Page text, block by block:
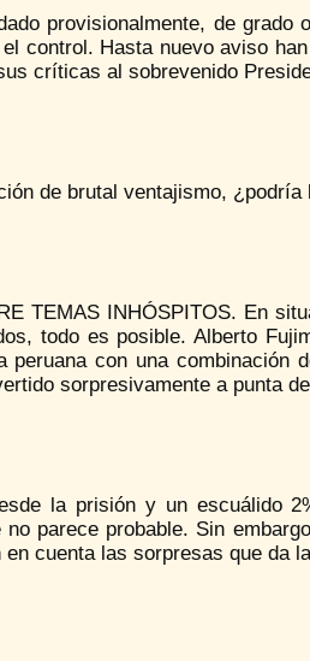
provisionalmente, de
control. Hasta nuevo aviso
críticas al sobrevenido
de brutal ventajismo,
TEMAS INHÓSPITOS. En
todo es posible. Alberto
peruana con una combinación
sorpresivamente a punta
la prisión y un escuálido
no parece probable. Sin
cuenta las sorpresas que da